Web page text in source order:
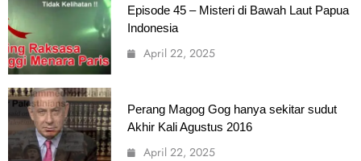
Episode 45 – Misteri di Bawah Laut Papua
Indonesia
April 22, 2025
Perang Magog Gog hanya sekitar sudut
Akhir Kali Agustus 2016
April 22, 2025